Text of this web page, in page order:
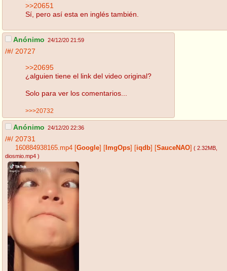
>>20651
Sí, pero así esta en inglés también.
Anónimo 24/12/20 21:59
/#/ 20727
>>20695
¿alguien tiene el link del video original?
Solo para ver los comentarios...
>>>20732
Anónimo 24/12/20 22:36
/#/ 20731
160884938165.mp4 Google ImgOps iqdb SauceNAO ( 2.32MB
diosmio.mp4 )